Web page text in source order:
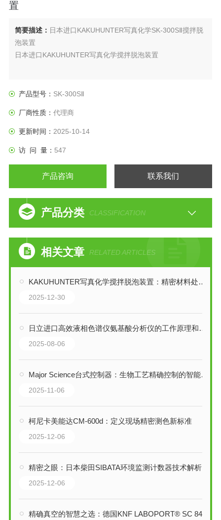
置
简要描述： 日本进口KAKUHUNTER写真化学SK-300SⅡ搅拌脱
泡装置
日本进口KAKUHUNTER写真化学搅拌脱泡装置
产品型号： SK-300SⅡ
厂商性质： 代理商
更新时间： 2025-10-14
访 问 量： 547
产品咨询 联系我们
产品分类 CLASSIFICATION
相关文章 RELATED ARTICLES
KAKUHUNTER写真化学搅拌脱泡装置：精密材料处理的革新力量
2025-12-30
日立进口高效液相色谱仪氨基酸分析仪的工作原理和产品特性
2025-08-06
Major Science台式控制器：生物工艺精确控制的智能核心
2025-11-06
柯尼卡美能达CM-600d：定义现场精密测色新标准
2025-12-06
精密之眼：日本柴田SIBATA环境监测计数器技术解析
2025-12-06
精确真空的智慧之选：德国KNF LABOPORT® SC 840 G CN实验室真空泵系统